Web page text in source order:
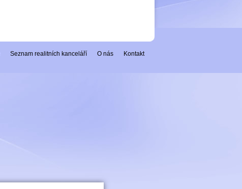
Kontakt
O nás
Seznam realitních kanceláří